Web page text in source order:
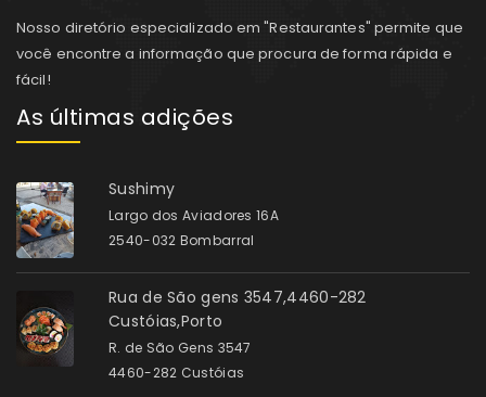
Nosso diretório especializado em "Restaurantes" permite que
você encontre a informação que procura de forma rápida e
fácil!
As últimas adições
Sushimy
Largo dos Aviadores 16A
2540-032 Bombarral
Rua de São gens 3547,4460-282
Custóias,Porto
R. de São Gens 3547
4460-282 Custóias